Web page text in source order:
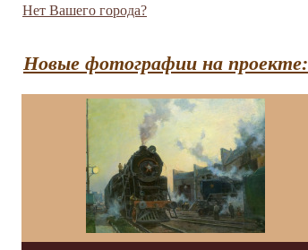
Нет Вашего города?
Новые фотографии на проекте: